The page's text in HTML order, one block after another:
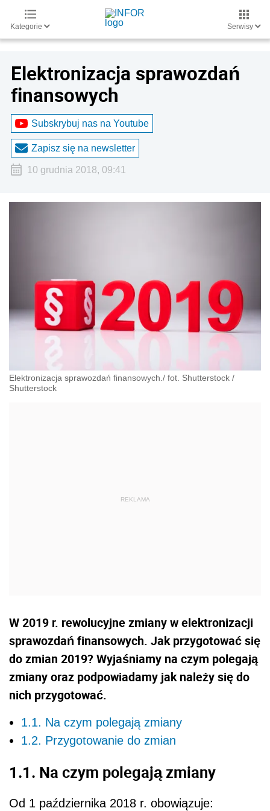
Kategorie Serwisy
Elektronizacja sprawozdań
finansowych
Subskrybuj nas na Youtube
Zapisz się na newsletter
10 grudnia 2018, 09:41
Elektronizacja sprawozdań finansowych./ fot. Shutterstock /
Shutterstock
W 2019 r. rewolucyjne zmiany w elektronizacji
sprawozdań finansowych. Jak przygotować się
do zmian 2019? Wyjaśniamy na czym polegają
zmiany oraz podpowiadamy jak należy się do
nich przygotować.
1.1. Na czym polegają zmiany
1.2. Przygotowanie do zmian
1.1. Na czym polegają zmiany
Od 1 października 2018 r. obowiązuje: